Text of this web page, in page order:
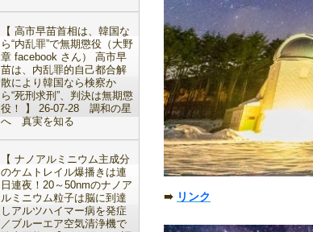
【 高市早苗首相は、韓国な
ら“内乱罪”で無期懲役（大野
章 facebook さん） 高市早
苗は、内乱罪的自己都合解
散により韓国なら検察か
ら“死刑求刑”、判決は無期懲
役！ 】 26-07-28 調和の星
へ 真実を知る
【 ナノアルミニウム主成分
のケムトレイル爆播きは連
日連夜！20～50nmのナノア
ルミニウム粒子は脳に到達
しアルツハイマー病を発症
／ブルーエア空気清浄機で
➠ リンク